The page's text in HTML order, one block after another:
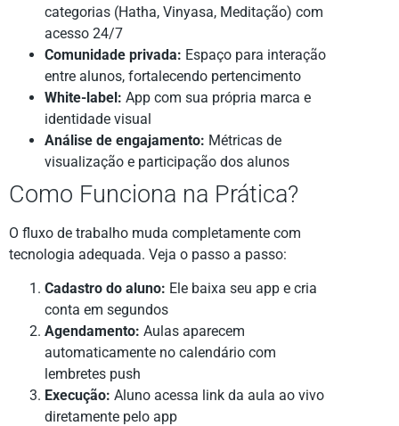
categorias (Hatha, Vinyasa, Meditação) com
acesso 24/7
Comunidade privada: Espaço para interação
entre alunos, fortalecendo pertencimento
White-label: App com sua própria marca e
identidade visual
Análise de engajamento: Métricas de
visualização e participação dos alunos
Como Funciona na Prática?
O fluxo de trabalho muda completamente com
tecnologia adequada. Veja o passo a passo:
Cadastro do aluno: Ele baixa seu app e cria
conta em segundos
Agendamento: Aulas aparecem
automaticamente no calendário com
lembretes push
Execução: Aluno acessa link da aula ao vivo
diretamente pelo app